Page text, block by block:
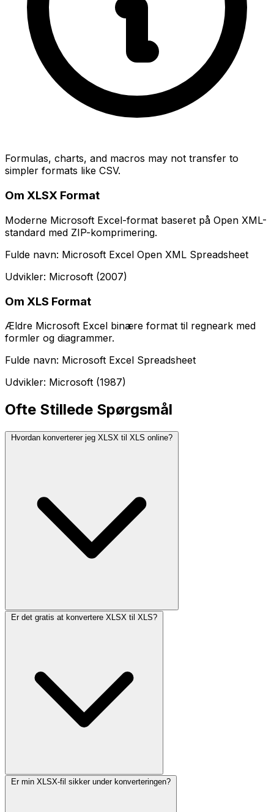
Formulas, charts, and macros may not transfer to
simpler formats like CSV.
Om XLSX Format
Moderne Microsoft Excel-format baseret på Open XML-
standard med ZIP-komprimering.
Fulde navn: Microsoft Excel Open XML Spreadsheet
Udvikler: Microsoft (2007)
Om XLS Format
Ældre Microsoft Excel binære format til regneark med
formler og diagrammer.
Fulde navn: Microsoft Excel Spreadsheet
Udvikler: Microsoft (1987)
Ofte Stillede Spørgsmål
Hvordan konverterer jeg XLSX til XLS online?
Er det gratis at konvertere XLSX til XLS?
Er min XLSX-fil sikker under konverteringen?